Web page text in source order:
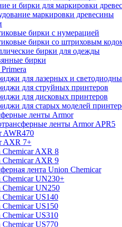
и бирки для маркировки
маркировки древесины
бирки с нумерацией
бирки со штриховым
бирки для одежды
бирки
для лазерных и
для струйных принтеров
для дисковых принтеров
для старых моделей
ленты Armor
ленты Armor APR5
AWR470
AXR 7+
Chemicar AXR 8
Chemicar AXR 9
лента Union Chemicar
Chemicar UN230+
Chemicar UN250
US140
US150
US310
US770